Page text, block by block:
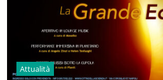
Attualità